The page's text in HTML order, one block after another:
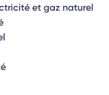
et gaz naturel